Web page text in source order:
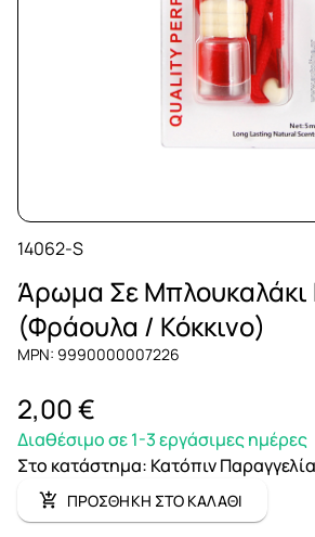
14062-S
Άρωμα Σε
(Φράουλα / Κόκκινο)
MPN: 9990000007226
2,00 €
Διαθέσιμο σε 1-3 εργάσιμες ημέρες
Στο κατάστημα: Κατόπιν
ΠΡΟΣΘΗΚΗ ΣΤΟ ΚΑΛΑΘΙ